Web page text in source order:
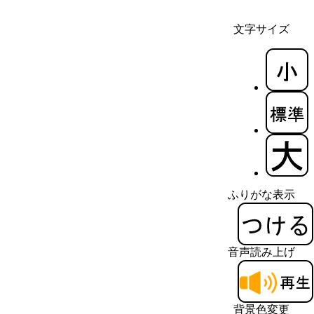
文字サイズ
ふりがな表示
音声読み上げ
背景色変更